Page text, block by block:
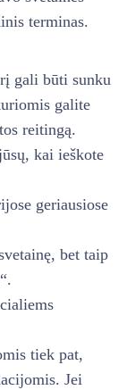
terminas.
gali būti sunku
galite
reitingą.
kai ieškote
geriausiose
bet taip
tiek pat,
Jei